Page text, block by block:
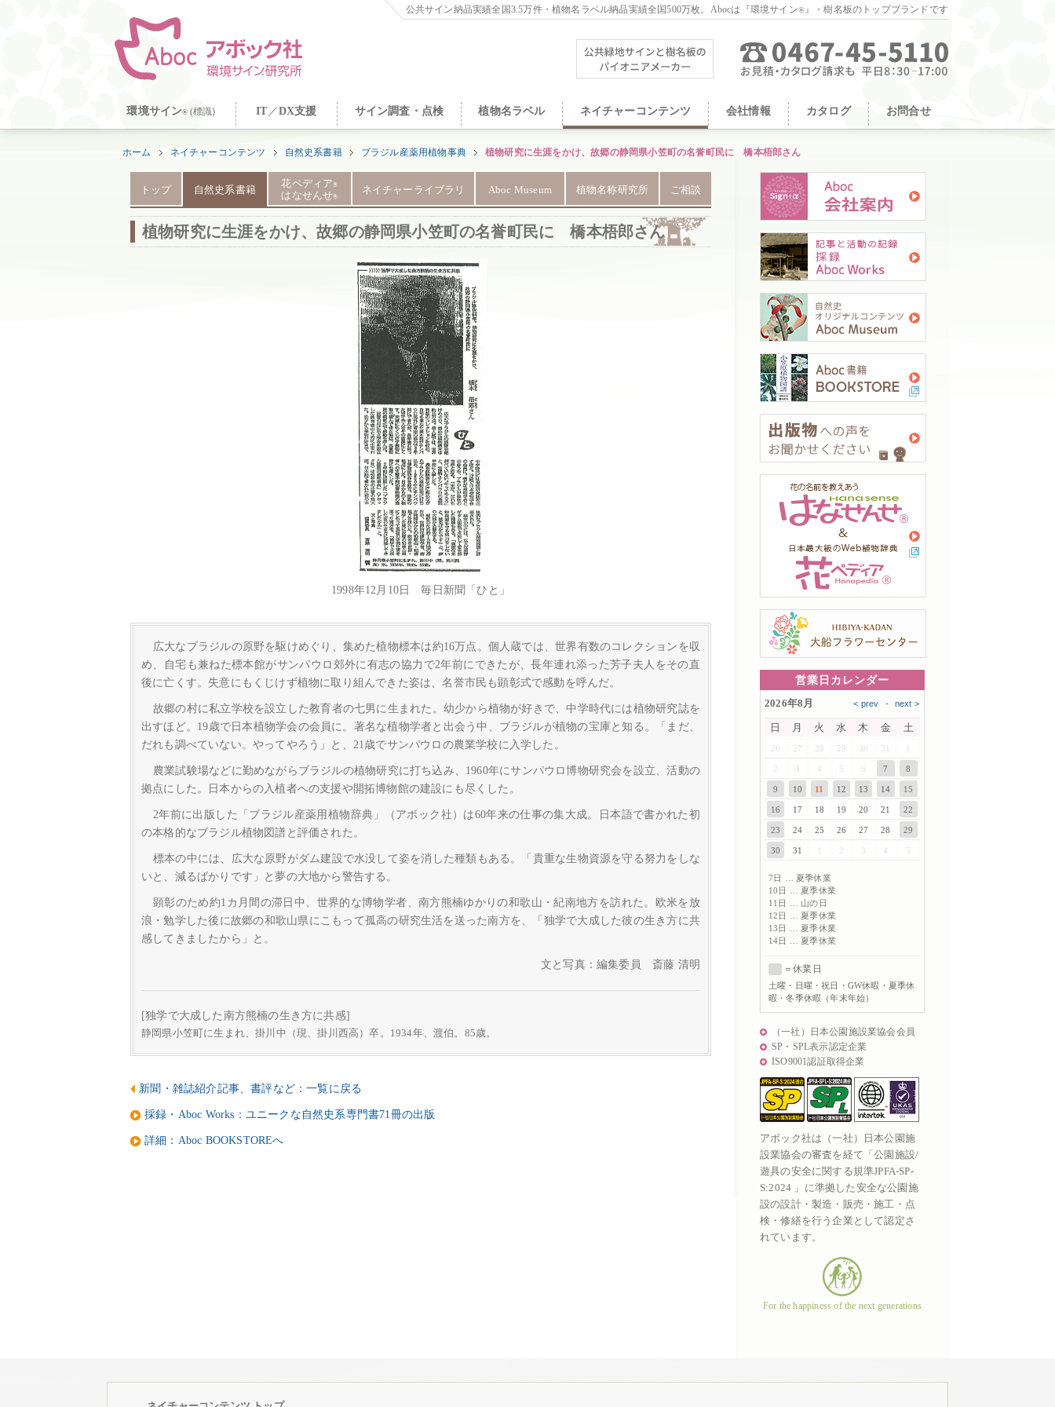
公共サイン納品実績全国3.5万件・植物名ラベル納品実績全国500万枚。Abocは『環境サイン® 』・樹名板のトップブランドです
環境サイン® (標識) IT ／DX支援 サイン調査・点検 植物名ラベル ネイチャーコンテンツ 会社情報 カタログ お問合せ
ホーム ネイチャーコンテンツ 自然史系書籍 ブラジル産薬用植物事典 植物研究に生涯をかけ、故郷の静岡県小笠町の名誉町民に 橋本梧郎さん
トップ 自然史系書籍
花ペディア®
はなせんせ®
ネイチャーライブラリ Aboc Museum 植物名称研究所 ご相談
植物研究に生涯をかけ、故郷の静岡県小笠町の名誉町民に 橋本梧郎さん
1998年12月10日 毎日新聞「ひと」
広大なプラジルの原野を駆けめぐり、集めた植物標本は約16万点。個人蔵では、世界有数のコレクションを収
め、自宅も兼ねた標本館がサンパウロ郊外に有志の協力で2年前にできたが、長年連れ添った芳子夫人をその直
後に亡くす。失意にもくじけず植物に取り組んできた姿は、名誉市民も顕彰式で感動を呼んだ。
故郷の村に私立学校を設立した教育者の七男に生まれた。幼少から植物が好きで、中学時代には植物研究誌を
出すほど。19歳で日本植物学会の会員に。著名な植物学者と出会う中、ブラジルが植物の宝庫と知る。「まだ、
だれも調べていない。やってやろう」と、21歳でサンパウロの農業学校に入学した。
農業試験場などに勤めながらブラジルの植物研究に打ち込み、1960年にサンパウロ博物研究会を設立、活動の
拠点にした。日本からの入植者への支援や開拓博物館の建設にも尽くした。
2年前に出版した「ブラジル産薬用植物辞典」（アボック社）は60年来の仕事の集大成。日本語で書かれた初
の本格的なブラジル植物図譜と評価された。
標本の中には、広大な原野がダム建設で水没して姿を消した種類もある。「貴重な生物資源を守る努力をしな
いと、減るばかりです」と夢の大地から警告する。
顕彰のため約1カ月間の滞日中、世界的な博物学者、南方熊楠ゆかりの和歌山・紀南地方を訪れた。欧米を放
浪・勉学した後に故郷の和歌山県にこもって孤高の研究生活を送った南方を、「独学で大成した彼の生き方に共
感してきましたから」と。
文と写真：編集委員 斎藤 清明
[独学で大成した南方熊楠の生き方に共感]
静岡県小笠町に生まれ、掛川中（現、掛川西高）卒。1934年、渡伯。85歳。
新聞・雑誌紹介記事、書評など：一覧に戻る
採録・Aboc Works：ユニークな自然史系専門書71冊の出版
詳細：Aboc BOOKSTOREへ
営業日カレンダー
2026年8月
日 月 火 水 木 金 土
26 27 28 29 30 31 1
3 4 5 6 7 8
9 10 11 12 13 14 15
16 17 18 19 20 21 22
23 24 25 26 27 28 29
30 31 1 3 4 5
7日 … 夏季休業
10日 … 夏季休業
11日 … 山の日
12日 … 夏季休業
13日 … 夏季休業
14日 … 夏季休業
＝休業日
土曜 ・日曜・祝日・GW休暇・夏季休
暇・冬季休暇（年末年始）
（一社）日本公園施設業協会会員
SP・SPL表示認定企業
ISO9001認証取得企業
アボック社は（一社）日本公園施
設業協会の審査を経て「公園施設/
遊具の安全に関する規準JPFA-SP-
S:2024 」に準拠した安全な公園施
設の設計・製造・販売・施工・点
検・修繕を行う企業として認定さ
れています。
For the happiness of the next generations